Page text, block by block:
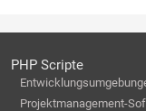
PHP Scripte
Projektmanagement-